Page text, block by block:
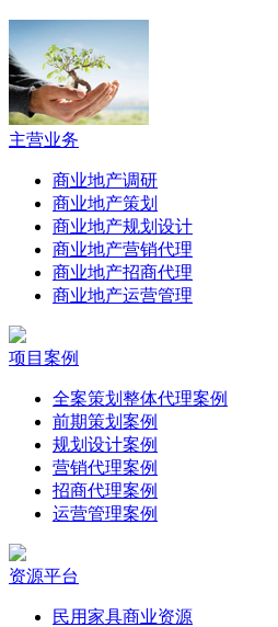
主营业务
商业地产调研
商业地产策划
商业地产规划设计
商业地产营销代理
商业地产招商代理
商业地产运营管理
项目案例
全案策划整体代理案例
前期策划案例
规划设计案例
营销代理案例
招商代理案例
运营管理案例
资源平台
民用家具商业资源